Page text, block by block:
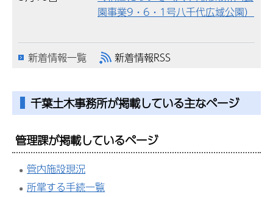
園事業9・6・1号八千代広域公園）
新着情報一覧 新着情報RSS
千葉土木事務所が掲載している主なページ
管理課が掲載しているページ
管内施設現況
所掌する手続一覧